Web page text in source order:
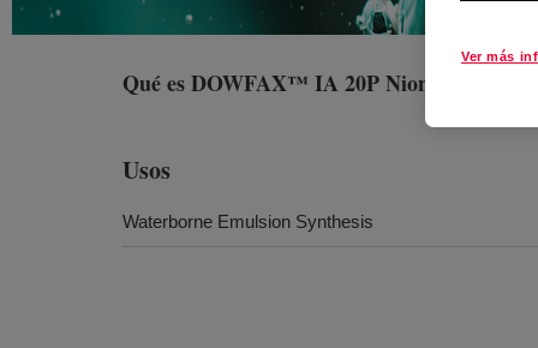
Qué esDOWFAX™ IA 20P Nionic Surfactant
Usos
Waterborne Emulsion Synthesis
Ver más